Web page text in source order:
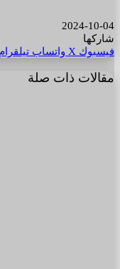
2024-10-04
شاركها
فيسبوك ‫X واتساب تيلقرام
مقالات ذات صلة